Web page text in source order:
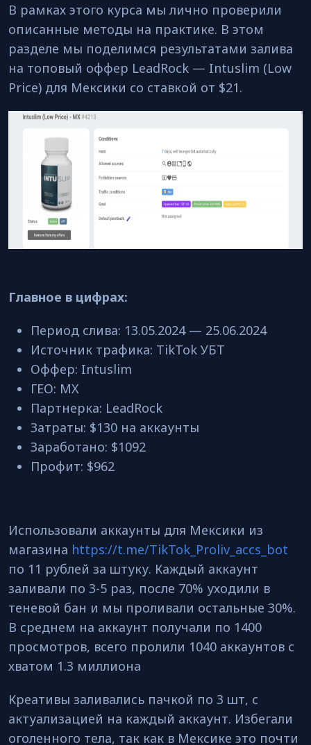
В рамках этого курса мы лично проверили
описанные методы на практике. В этом
разделе мы поделимся результатами залива
на топовый оффер LeadRock — Intuslim (Low
Price) для Мексики со ставкой от $21.
Главное в цифрах:
Период слива: 13.05.2024 — 25.06.2024
Источник трафика: TikTok УБТ
Оффер: Intuslim
ГЕО: MX
Партнерка: LeadRock
Затраты: $130 на аккаунты
Заработано: $1092
Профит: $962
Использовали аккаунты для Мексики из
магазина https://t.me/TikTok_Proliv_accs_bot
по 11 рублей за штуку. Каждый аккаунт
заливали по 3-5 раз, после 70% уходили в
теневой бан и мы проливали остальные 30%.
В среднем на аккаунт получали по 1400
просмотров, всего пролили 1040 аккаунтов с
хватом 1.3 миллиона
Креативы заливались пачкой по 3 шт, с
актуализацией на каждый аккаунт. Избегали
оголенного тела, так как в Мексике это почти